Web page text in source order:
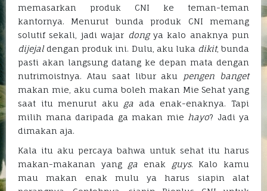
memasarkan produk CNI ke teman-teman
kantornya. Menurut bunda produk CNI memang
solutif sekali, jadi wajar dongya kalo anaknya pun
dijejaldengan produk ini. Dulu, aku luka dikit, bunda
pasti akan langsung datang ke depan mata dengan
nutrimoistnya. Atau saat libur aku
pengen banget
makan mie, aku cuma boleh makan Mie Sehat yang
saat itu menurut aku ga ada enak-enaknya. Tapi
milih mana daripada ga makan mie hayo? Jadi ya
dimakan aja.
Kala itu aku percaya bahwa untuk sehat itu harus
makan-makanan yang ga enak guys. Kalo kamu
mau makan enak mulu ya harus siapin alat